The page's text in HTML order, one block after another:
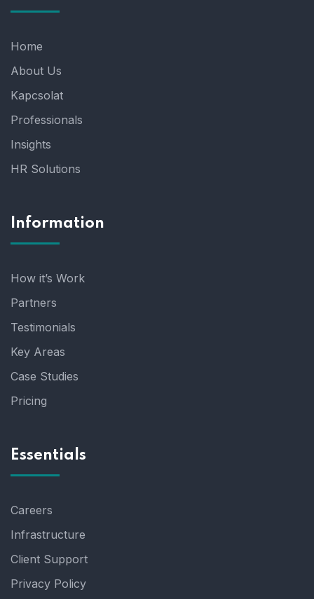
Home
About Us
Kapcsolat
Professionals
Insights
HR Solutions
Information
How it’s Work
Partners
Testimonials
Key Areas
Case Studies
Pricing
Essentials
Careers
Infrastructure
Client Support
Privacy Policy